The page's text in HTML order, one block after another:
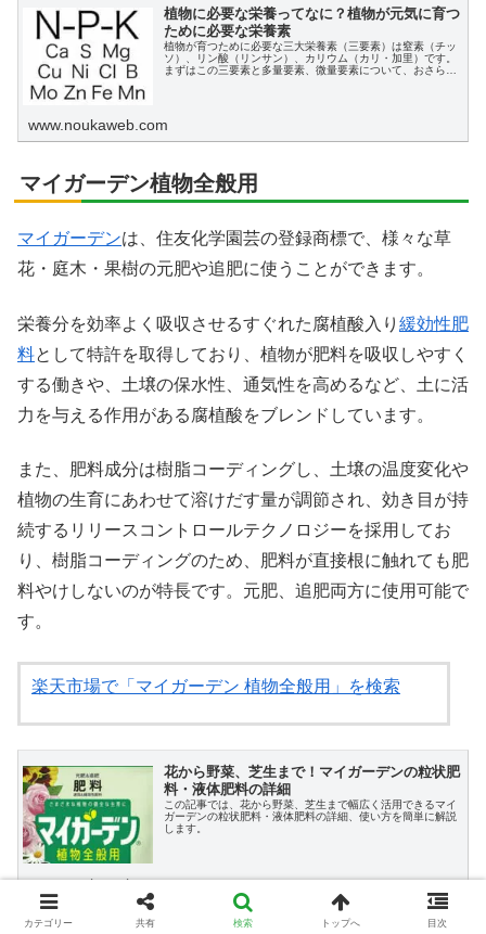
植物に必要な栄養ってなに？植物が元気に育つ
ために必要な栄養素
植物が育つために必要な三大栄養素（三要素）は窒素（チッ
ソ）、リン酸（リンサン）、カリウム（カリ・加里）です。
まずはこの三要素と多量要素、微量要素について、おさらい
www.noukaweb.com
マイガーデン植物全般用
マイガーデンは、住友化学園芸の登録商標で、様々な草
花・庭木・果樹の元肥や追肥に使うことができます。
栄養分を効率よく吸収させるすぐれた腐植酸入り 緩効性肥
料として特許を取得しており、植物が肥料を吸収しやすく
する働きや、土壌の保水性、通気性を高めるなど、土に活
力を与える作用がある腐植酸をブレンドしています。
また、肥料成分は樹脂コーディングし、土壌の温度変化や
植物の生育にあわせて溶けだす量が調節され、効き目が持
続するリリースコントロールテクノロジーを採用してお
り、樹脂コーディングのため、肥料が直接根に触れても肥
料やけしないのが特長です。元肥、追肥両方に使用可能で
す。
楽天市場で「マイガーデン 植物全般用」を検索
花から野菜、芝生まで！マイガーデンの粒状肥
料・液体肥料の詳細
この記事では、花から野菜、芝生まで幅広く活用できるマイ
ガーデンの粒状肥料・液体肥料の詳細、使い方を簡単に解説
します。
www.noukaweb.com
カテゴリー 共有 検索 トップへ 目次